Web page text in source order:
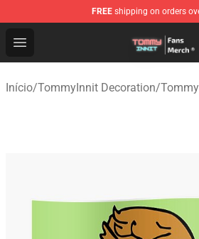
FREE shipping on orders
Open menu
TommyInnit Store - Official
Início/TommyInnit Decoration/